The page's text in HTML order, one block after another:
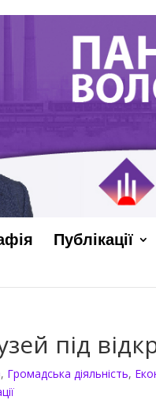
Публікації
під
, Громадська діяльність,